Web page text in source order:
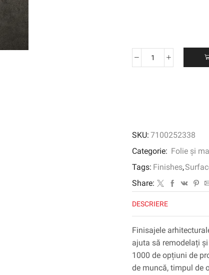
Cantitate
arhitectural
abstract,
2153MT,
1220
mm
x
50
m
SKU: 7100252338
Categorie: Folie și
Tags: Finishes,
Share:
DESCRIERE
Finisajele
ajuta să remodelați
1000 de opțiuni de
de muncă, timpul de